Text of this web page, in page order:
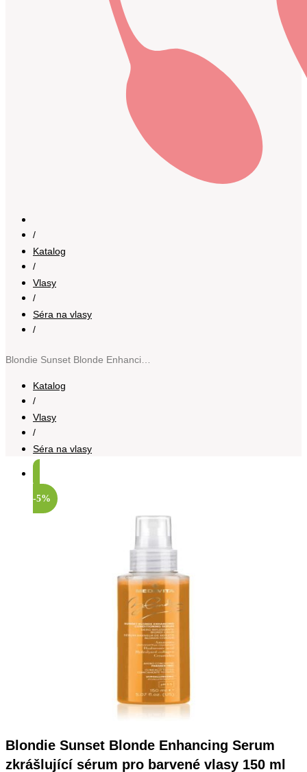
/
Katalog
/
Vlasy
/
Séra na vlasy
/
Katalog
/
Vlasy
/
Séra na vlasy
-5%
Blondie Sunset Blonde Enhancing Serum
zkrášlující sérum pro barvené vlasy 150 ml